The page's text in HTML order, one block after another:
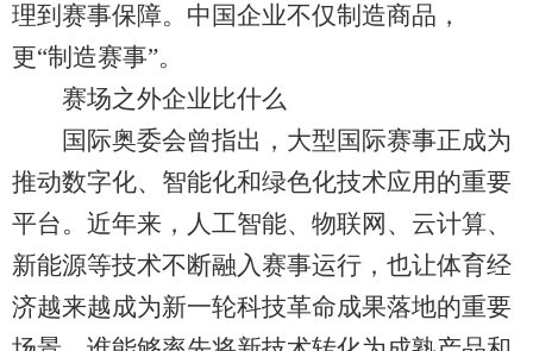
理到赛事保障。中国企业不仅制造商品，
更“制造赛事”。
赛场之外企业比什么
国际奥委会曾指出，大型国际赛事正成为
推动数字化、智能化和绿色化技术应用的重要
平台。近年来，人工智能、物联网、云计算、
新能源等技术不断融入赛事运行，也让体育经
济越来越成为新一轮科技革命成果落地的重要